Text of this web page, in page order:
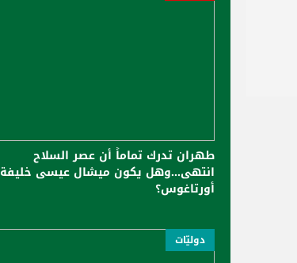
طهران تدرك تماماً أن عصر السلاح
انتهى...وهل يكون ميشال عيسى خليفة
أورتاغوس؟
دوليّات